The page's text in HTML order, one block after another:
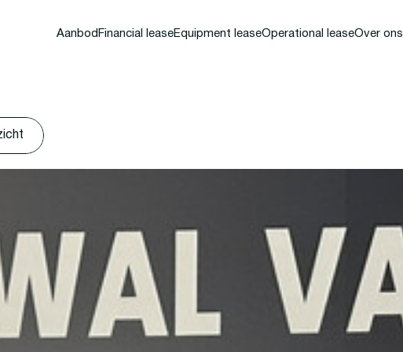
Aanbod Financial leaseEquipment leaseOperational leaseOver ons